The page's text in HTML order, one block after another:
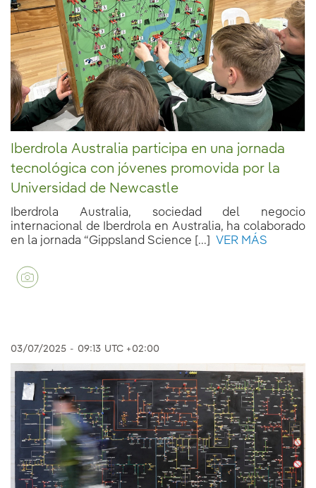
Iberdrola Australia participa en una jornada
tecnológica con jóvenes promovida por la
Universidad de Newcastle
Iberdrola Australia, sociedad del negocio
internacional de Iberdrola en Australia, ha colaborado
en la jornada “Gippsland Science [...]
VER MÁS
03/07/2025 - 09:13 UTC +02:00